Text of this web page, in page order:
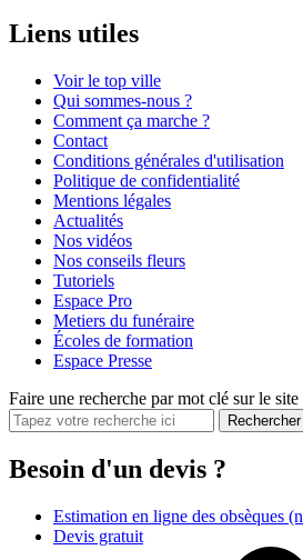
Liens utiles
Voir le top ville
Qui sommes-nous ?
Comment ça marche ?
Contact
Conditions générales d'utilisation
Politique de confidentialité
Mentions légales
Actualités
Nos vidéos
Nos conseils fleurs
Tutoriels
Espace Pro
Metiers du funéraire
Écoles de formation
Espace Presse
Faire une recherche par mot clé sur le site
Rechercher
Besoin d'un devis ?
Estimation en ligne des obsèques
Devis gratuit